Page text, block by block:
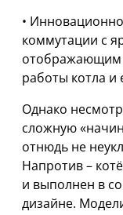
•
коммутации с
отображающим
работы котла и
Однако
сложную
отнюдь не
Напротив –
и выполнен в
дизайне.